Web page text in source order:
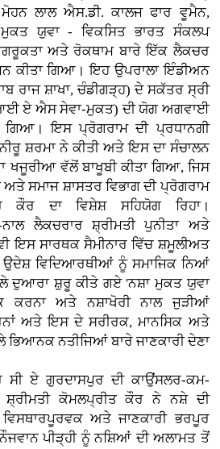
ਲਾਲ ਐਸ.ਡੀ. ਕਾਲਜ ਫਾਰ ਵੂਮੈਨ,
ਯੁਵਾ - ਵਿਕਸਿਤ ਭਾਰਤ ਸੰਕਲਪ
ਅਤੇ ਰੋਕਥਾਮ ਬਾਰੇ ਇੱਕ ਲੈਕਚਰ
ਕੀਤਾ ਗਿਆ। ਇਹ ਉਪਰਾਲਾ ਇੰਡੀਅਨ
ਰਾਜ ਸ਼ਾਖਾ, ਚੰਡੀਗੜ੍ਹ) ਦੇ ਸਕੱਤਰ ਸ੍ਰੀ
ਆਈ ਏ ਐਸ ਸੇਵਾ-ਮੁਕਤ) ਦੀ ਯੋਗ ਅਗਵਾਈ
ਇਸ ਪ੍ਰੋਗਰਾਮ ਦੀ ਪ੍ਰਧਾਨਗੀ
ਸ਼ਰਮਾ ਨੇ ਕੀਤੀ ਅਤੇ ਇਸ ਦਾ ਸੰਚਾਲਨ
ਖਜੂਰੀਆ ਵੱਲੋਂ ਬਾਖੂਬੀ ਕੀਤਾ ਗਿਆ, ਜਿਸ
ਸਮਾਜ ਸ਼ਾਸਤਰ ਵਿਭਾਗ ਦੀ ਪ੍ਰੋਗਰਾਮ
ਕੌਰ ਦਾ ਵਿਸ਼ੇਸ਼ ਸਹਿਯੋਗ ਰਿਹਾ।
ਲੈਕਚਰਾਰ ਸ਼੍ਰੀਮਤੀ ਪੁਨੀਤਾ ਅਤੇ
ਇਸ ਸਾਰਥਕ ਸੈਮੀਨਾਰ ਵਿੱਚ ਸ਼ਮੂਲੀਅਤ
ਉਦੇਸ਼ ਵਿਦਿਆਰਥੀਆਂ ਨੂੰ ਸਮਾਜਿਕ ਨਿਆਂ
ਦੁਆਰਾ ਸ਼ੁਰੂ ਕੀਤੇ ਗਏ 'ਨਸ਼ਾ ਮੁਕਤ ਯੁਵਾ
ਕਰਨਾ ਅਤੇ ਨਸ਼ਾਖੋਰੀ ਨਾਲ ਜੁੜੀਆਂ
ਅਤੇ ਇਸ ਦੇ ਸਰੀਰਕ, ਮਾਨਸਿਕ ਅਤੇ
ਭਿਆਨਕ ਨਤੀਜਿਆਂ ਬਾਰੇ ਜਾਣਕਾਰੀ ਦੇਣਾ
ਏ ਗੁਰਦਾਸਪੁਰ ਦੀ ਕਾਉਂਸਲਰ-ਕਮ-
ਕੋਮਲਪ੍ਰੀਤ ਕੌਰ ਨੇ ਨਸ਼ੇ ਦੀ
ਵਿਸਥਾਰਪੂਰਵਕ ਅਤੇ ਜਾਣਕਾਰੀ ਭਰਪੂਰ
ਪੀੜ੍ਹੀ ਨੂੰ ਨਸ਼ਿਆਂ ਦੀ ਅਲਾਮਤ ਤੋਂ